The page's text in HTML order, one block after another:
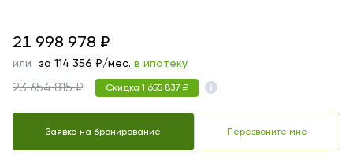
21998978
21 998 978 ₽
или за 114 356 ₽/мес. в ипотеку
23 654 815 ₽ Скидка 1 655 837 ₽
Заявка на бронирование Перезвоните мне